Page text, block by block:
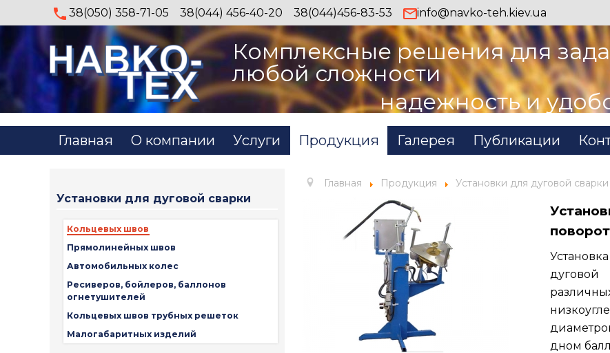
38(050) 358-71-05 38(044) 456-40-20 38(044)456-83-53 info@navko-teh.kiev.ua
Комплексные решения для
любой сложности
надежность и
Главная О компании Услуги Продукция Галерея Публикации
Установки для дуговой сварки
Кольцевых швов
Прямолинейных швов
Автомобильных колес
Ресиверов, бойлеров, баллонов
огнетушителей
Кольцевых швов трубных решеток
Малогабаритных изделий
Главная Продукция Установки для дуговой сварки
дном